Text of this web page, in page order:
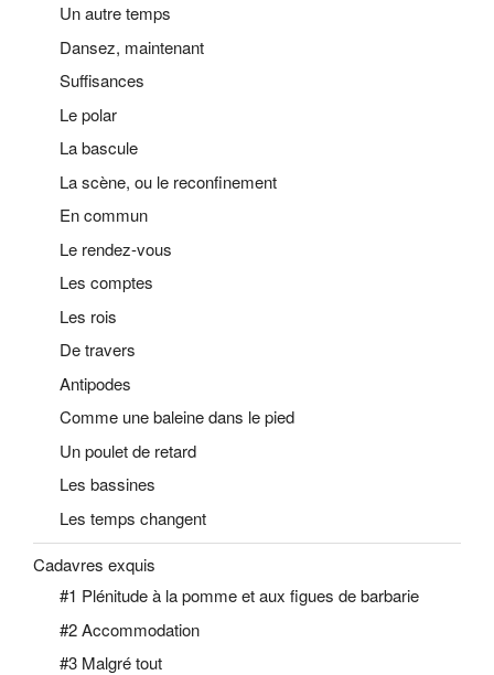
Un autre temps
Dansez, maintenant
Suffisances
Le polar
La bascule
La scène, ou le reconfinement
En commun
Le rendez-vous
Les comptes
Les rois
De travers
Antipodes
Comme une baleine dans le pied
Un poulet de retard
Les bassines
Les temps changent
Cadavres exquis
#1 Plénitude à la pomme et aux figues de barbarie
#2 Accommodation
#3 Malgré tout